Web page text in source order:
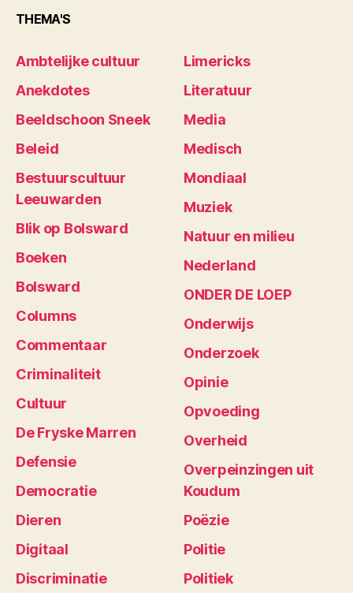
THEMA'S
Ambtelijke cultuur
Anekdotes
Beeldschoon Sneek
Beleid
Bestuurscultuur
Leeuwarden
Blik op Bolsward
Boeken
Bolsward
Columns
Commentaar
Criminaliteit
Cultuur
De Fryske Marren
Defensie
Democratie
Dieren
Digitaal
Discriminatie
Limericks
Literatuur
Media
Medisch
Mondiaal
Muziek
Natuur en milieu
Nederland
ONDER DE LOEP
Onderwijs
Onderzoek
Opinie
Opvoeding
Overheid
Overpeinzingen uit
Koudum
Poëzie
Politie
Politiek